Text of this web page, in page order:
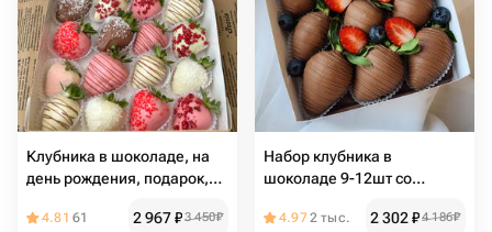
Клубника в шоколаде, на
день рождения, подарок,
4.81 61 2 967₽3 450₽
Набор клубника в
шоколаде 9-12шт со
голубикой
4.972 тыс. 2 302₽4 186₽